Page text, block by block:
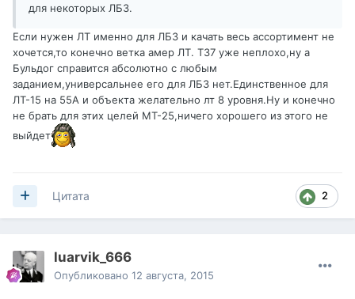
для некоторых ЛБЗ.
Если нужен ЛТ именно для ЛБЗ и качать весь ассортимент не
хочется,то конечно ветка амер ЛТ. Т37 уже неплохо,ну а
Бульдог справится абсолютно с любым
заданием,универсальнее его для ЛБЗ нет.Единственное для
ЛТ-15 на 55А и объекта желательно лт 8 уровня.Ну и конечно
не брать для этих целей МТ-25,ничего хорошего из этого не
выйдет
2
Цитата
luarvik_666
Опубликовано 12 августа, 2015